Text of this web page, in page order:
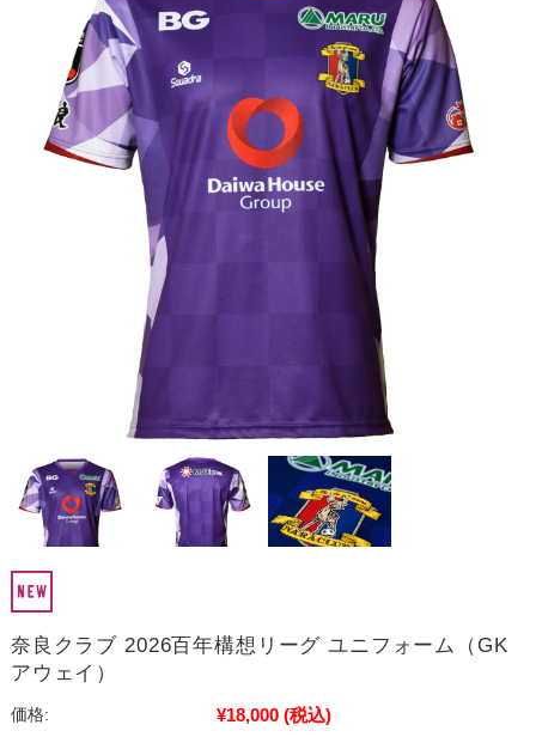
奈良クラブ 2026百年構想リーグ ユニフォーム（GK
アウェイ）
価格: ¥18,000 (税込)